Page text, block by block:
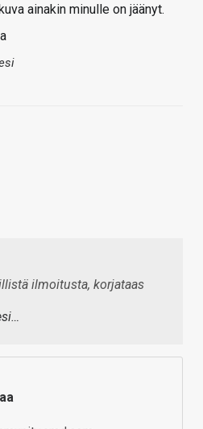
ainakin minulle on jäänyt.
ilmoitusta, korjataas